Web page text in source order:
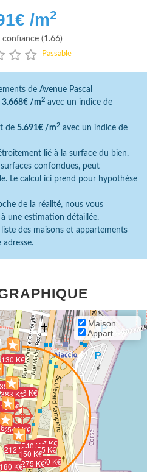
€ /m2
confiance (1.66)
Passable
de Avenue Pascal
3.668€ /m2 avec un indice de
de 5.691€ /m2 avec un indice de
lié à la surface du bien.
confondues, peut
Le calcul ici prend pour hypothèse
de la réalité, nous vous
une estimation détaillée.
des maisons et appartements
237 K€
K€
130 K€
262 K€
K€
150 K€
383 K€
K€
155 K€
180 K€
212 K€
K€
544 K€
150 K€
540 K€
416 K€
275 K€
Maison
Appart.